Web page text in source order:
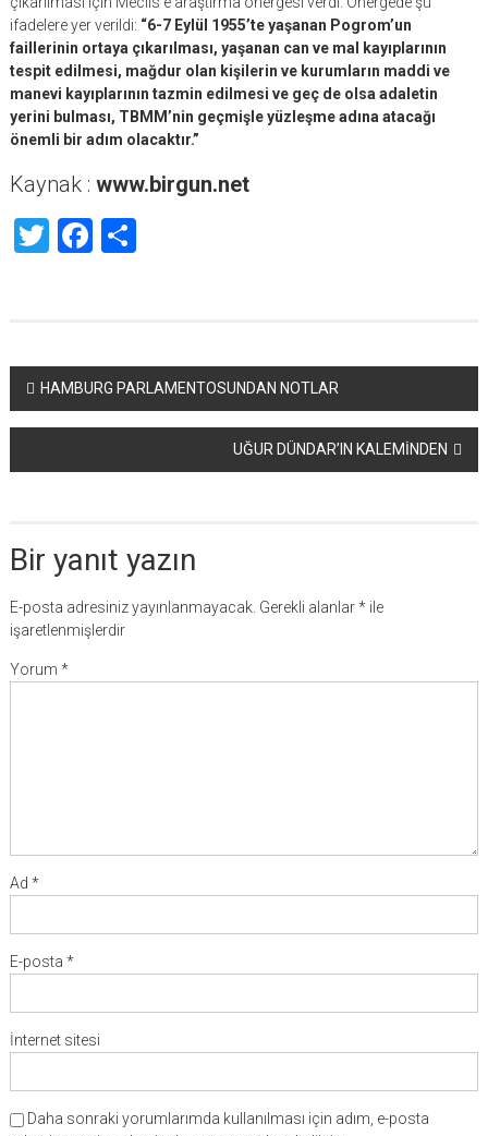
ifadelere yer verildi: “6-7 Eylül 1955’te yaşanan Pogrom’un
faillerinin ortaya çıkarılması, yaşanan can ve mal kayıplarının
tespit edilmesi, mağdur olan kişilerin ve kurumların maddi ve
manevi kayıplarının tazmin edilmesi ve geç de olsa adaletin
yerini bulması, TBMM’nin geçmişle yüzleşme adına atacağı
önemli bir adım olacaktır.”
Kaynak : www.birgun.net
TwitterFacebook
Share
Yazı
dolaşımı
HAMBURG PARLAMENTOSUNDAN NOTLAR
UĞUR DÜNDAR’IN KALEMİNDEN
Bir yanıt yazın
E-posta adresiniz yayınlanmayacak. Gerekli alanlar*ile
işaretlenmişlerdir
Yorum *
Ad *
E-posta *
İnternet sitesi
Daha sonraki yorumlarımda kullanılması için adım, e-posta